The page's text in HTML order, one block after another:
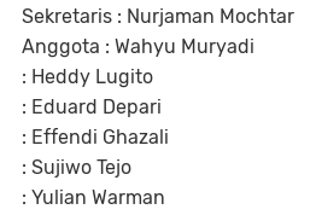
Sekretaris : Nurjaman Mochtar
Anggota : Wahyu Muryadi
: Heddy Lugito
: Eduard Depari
: Effendi Ghazali
: Sujiwo Tejo
: Yulian Warman